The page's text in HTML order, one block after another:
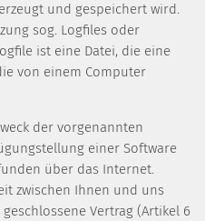
und gespeichert wird.
sog. Logfiles oder
ist eine Datei, die eine
von einem Computer
der vorgenannten
einer Software
über das Internet.
zwischen Ihnen und uns
Vertrag (Artikel 6